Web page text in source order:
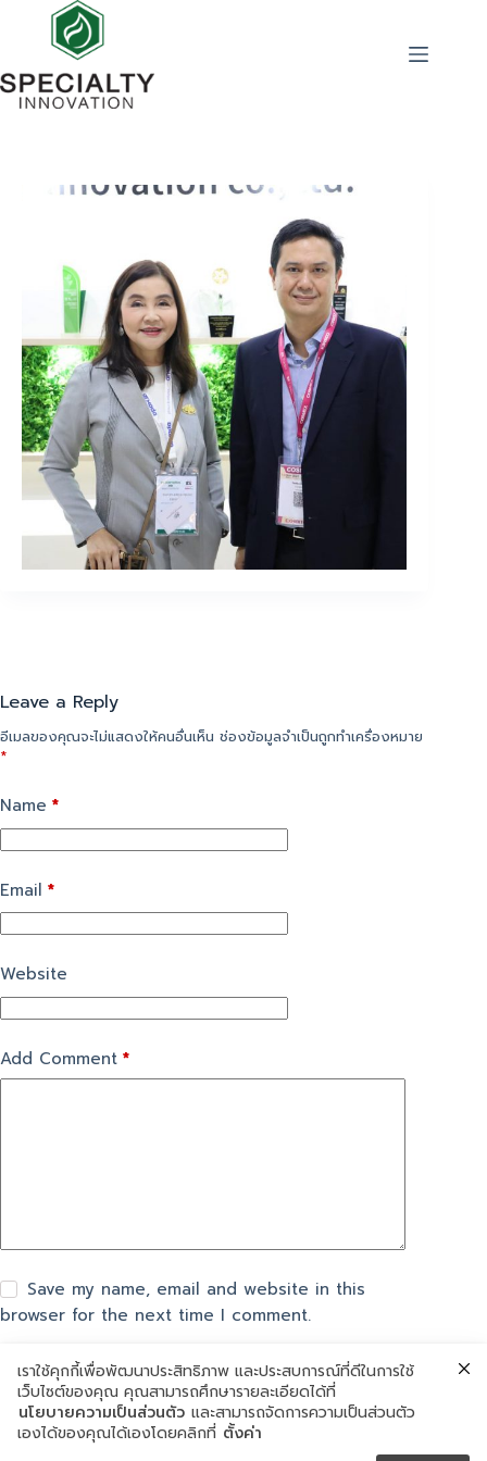
Leave a Reply
อีเมลของคุณจะไม่แสดงให้คนอื่นเห็น ช่องข้อมูลจำเป็นถูกทำเครื่องหมาย
*
Name *
Email *
Website
Add Comment *
Save my name, email and website in this
browser for the next time I comment.
แสดงความเห็น
เราใช้คุกกี้เพื่อพัฒนาประสิทธิภาพ และประสบการณ์ที่ดีในการใช้
เว็บไซต์ของคุณ คุณสามารถศึกษารายละเอียดได้ที่
นโยบายความเป็นส่วนตัว และสามารถจัดการความเป็นส่วนตัว
เองได้ของคุณได้เองโดยคลิกที่ ตั้งค่า